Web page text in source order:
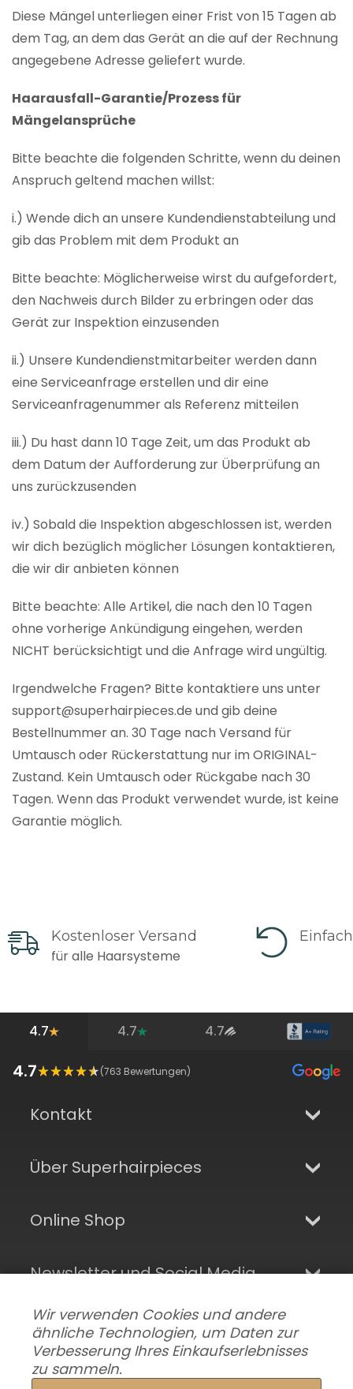
Diese Mängel unterliegen einer Frist von 15 Tagen ab
dem Tag, an dem das Gerät an die auf der Rechnung
angegebene Adresse geliefert wurde.
Haarausfall-Garantie/Prozess für
Mängelansprüche
Bitte beachte die folgenden Schritte, wenn du deinen
Anspruch geltend machen willst:
i.) Wende dich an unsere Kundendienstabteilung und
gib das Problem mit dem Produkt an
Bitte beachte: Möglicherweise wirst du aufgefordert,
den Nachweis durch Bilder zu erbringen oder das
Gerät zur Inspektion einzusenden
ii.) Unsere Kundendienstmitarbeiter werden dann
eine Serviceanfrage erstellen und dir eine
Serviceanfragenummer als Referenz mitteilen
iii.) Du hast dann 10 Tage Zeit, um das Produkt ab
dem Datum der Aufforderung zur Überprüfung an
uns zurückzusenden
iv.) Sobald die Inspektion abgeschlossen ist, werden
wir dich bezüglich möglicher Lösungen kontaktieren,
die wir dir anbieten können
Bitte beachte: Alle Artikel, die nach den 10 Tagen
ohne vorherige Ankündigung eingehen, werden
NICHT berücksichtigt und die Anfrage wird ungültig.
Irgendwelche Fragen? Bitte kontaktiere uns unter
support@superhairpieces.de und gib deine
Bestellnummer an. 30 Tage nach Versand für
Umtausch oder Rückerstattung nur im ORIGINAL-
Zustand. Kein Umtausch oder Rückgabe nach 30
Tagen. Wenn das Produkt verwendet wurde, ist keine
Garantie möglich.
Kostenloser Versand
für alle Haarsysteme
4.7 4.7 4.7
4.7 (763 Bewertungen)
Kontakt
Über Superhairpieces
Online Shop
Newsletter und Social Media
Wir verwenden Cookies und andere
ähnliche Technologien, um Daten zur
Verbesserung Ihres Einkaufserlebnisses
zu sammeln.